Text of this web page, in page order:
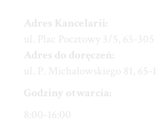
Adres Kancelarii:
ul. Plac Pocztowy 3/5, 65-
Adres do doręczeń:
ul. P. Michałowskiego 81,
Godziny otwarcia:
8:00-16:00